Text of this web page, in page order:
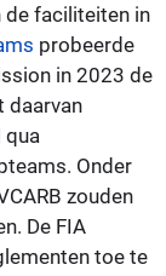
faciliteiten in
probeerde
in 2023 de
daarvan
Onder
zouden
De FIA
toe te